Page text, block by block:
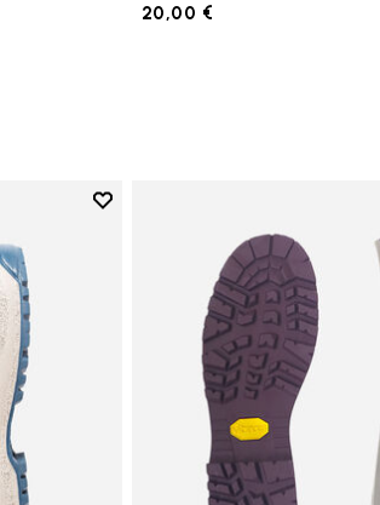
20,00 €
Add to wishlist